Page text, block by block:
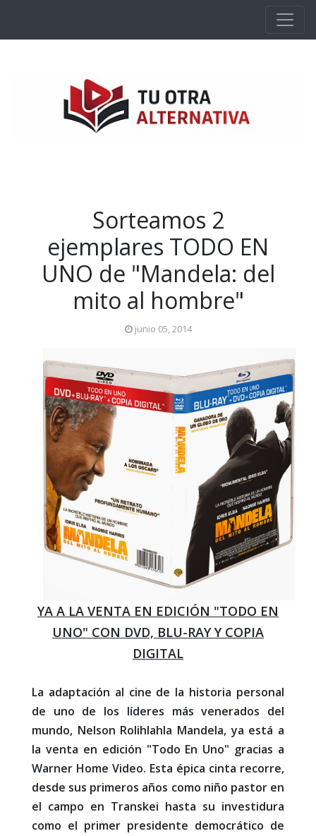
Sorteamos 2
ejemplares TODO EN
UNO de "Mandela: del
mito al hombre"
junio 05, 2014
YA A LA VENTA EN EDICIÓN "TODO EN
UNO" CON DVD, BLU-RAY Y COPIA
DIGITAL
La adaptación al cine de la historia personal
de uno de los líderes más venerados del
mundo, Nelson Rolihlahla Mandela, ya está a
la venta en edición "Todo En Uno" gracias a
Warner Home Video. Esta épica cinta recorre,
desde sus primeros años como niño pastor en
el campo en Transkei hasta su investidura
como el primer presidente democrático de